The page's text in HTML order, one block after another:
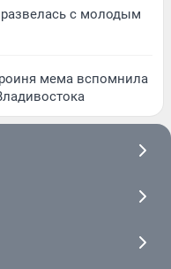
с молодым
мема вспомнила